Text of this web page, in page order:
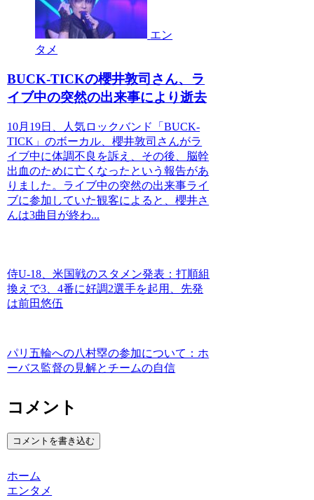
エン
タメ
BUCK-TICKの櫻井敦司さん、ラ
イブ中の突然の出来事により逝去
10月19日、人気ロックバンド「BUCK-
TICK」のボーカル、櫻井敦司さんがラ
イブ中に体調不良を訴え、その後、脳幹
出血のために亡くなったという報告があ
りました。ライブ中の突然の出来事ライ
ブに参加していた観客によると、櫻井さ
んは3曲目が終わ...
侍U-18、米国戦のスタメン発表：打順組
換えで3、4番に好調2選手を起用、先発
は前田悠伍
パリ五輪への八村塁の参加について：ホ
ーバス監督の見解とチームの自信
コメント
コメントを書き込む
ホーム
エンタメ